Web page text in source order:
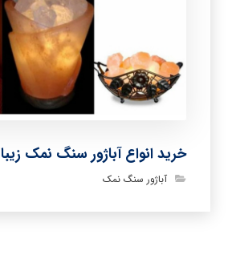
خرید انواع آباژور سنگ نمک زیبا
آباژور سنگ نمک